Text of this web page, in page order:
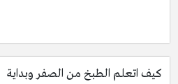
كيف اتعلم الطبخ من الصفر وبداية